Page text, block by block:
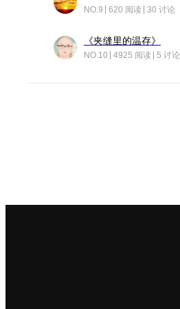
NO.9 620 阅读 30 讨论
《夹缝里的温存》
NO.10 4925 阅读 5 讨论